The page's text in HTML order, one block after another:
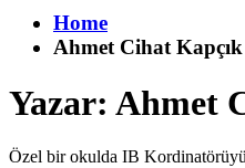
Home
Ahmet Cihat Kapçık
Yazar: Ahmet
Özel bir okulda IB